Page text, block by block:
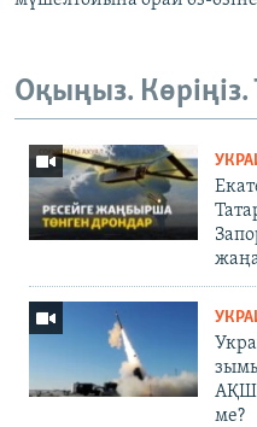
Оқыңыз.
АҚШ
ме?